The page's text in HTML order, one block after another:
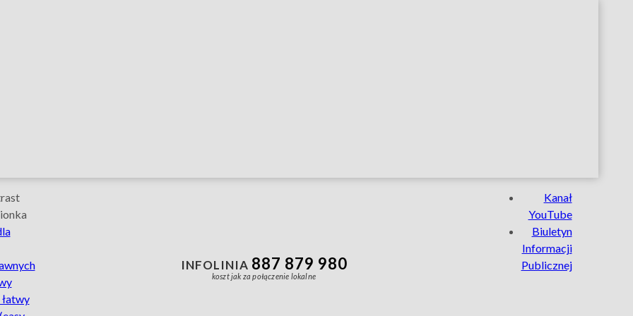
Infolinia
INFOLINIA telefon
887-
879–
887 879 980
koszt jak za połączenie lokalne
serwisy
Kanał
YouTube
Biuletyn
Informacji
Publicznej